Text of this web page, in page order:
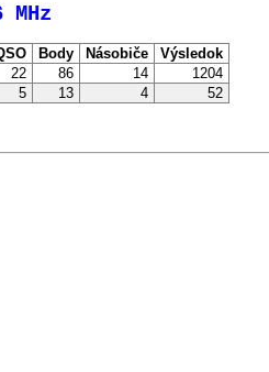
Body Násobiče
Výsledok
22 86 14
1204
5 13 4 52